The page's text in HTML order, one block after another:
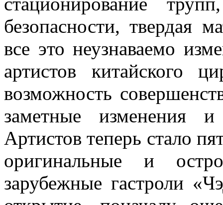
безопасности, твердая
все это неузнаваемо
артистов китайского
возможность
заметные изменения
Артистов теперь стало
ориги­нальные и
зарубежные гастроли